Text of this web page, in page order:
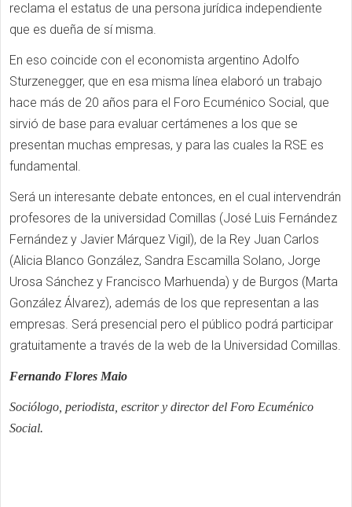
reclama el estatus de una persona jurídica independiente
que es dueña de sí misma.
En eso coincide con el economista argentino Adolfo
Sturzenegger, que en esa misma línea elaboró un trabajo
hace más de 20 años para el Foro Ecuménico Social, que
sirvió de base para evaluar certámenes a los que se
presentan muchas empresas, y para las cuales la RSE es
fundamental.
Será un interesante debate entonces, en el cual intervendrán
profesores de la universidad Comillas (José Luis Fernández
Fernández y Javier Márquez Vigil), de la Rey Juan Carlos
(Alicia Blanco González, Sandra Escamilla Solano, Jorge
Urosa Sánchez y Francisco Marhuenda) y de Burgos (Marta
González Álvarez), además de los que representan a las
empresas. Será presencial pero el público podrá participar
gratuitamente a través de la web de la Universidad Comillas.
Fernando Flores Maio
Sociólogo, periodista, escritor y director del Foro Ecuménico
Social.